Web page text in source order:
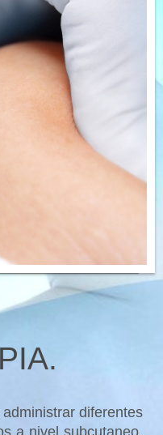
diferentes